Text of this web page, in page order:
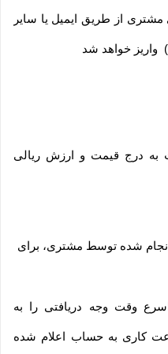
از طریق ایمیل یا سایر
واریز خواهد شد
به درج قیمت و ارزش ریالی
شده توسط مشتری، برای
وقت وجه دریافتی را به
کننده طی ۲۴ الی ۴۸ ساعت کاری به حساب اعلام شده